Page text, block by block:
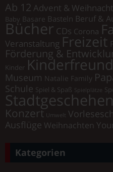
Ab 12 Advent &
Baby Basare Basteln Beruf &
Bücher CDs Corona
Veranstaltung Freizeit
Förderung &
Kinder
Museum Natalie Family
Schule Spiel & Spaß Spielplätze
Stadtgeschehen
Konzert Umwelt
Ausflüge Weihnachten
Kategorien